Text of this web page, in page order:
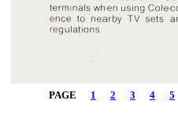
PAGE 1 2 3 4 5